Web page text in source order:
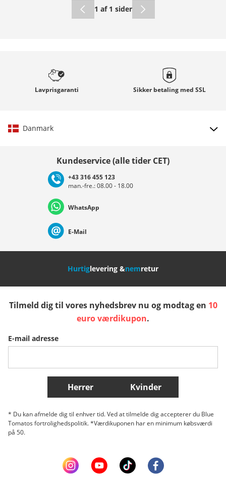
1 af 1 sider
Lavprisgaranti Sikker betaling med SSL
Danmark
Deutschland Österreich
Nederland Italia (Italiano) Italien (Deutsch)
Slovenija
Belgique (Français) Danmark Norge
Flere lande
Kundeservice (alle tider CET)
+43 316 455 123
man.-fre.: 08.00 - 18.00
WhatsApp
E-Mail
Hurtiglevering &nemretur
Tilmeld dig til vores nyhedsbrev nu og modtag en 10
euro værdikupon.
E-mail adresse
Herrer Kvinder
* Du kan afmelde dig til enhver tid. Ved at tilmelde dig accepterer du Blue
Tomatos fortrolighedspolitik. *Værdikuponen har en minimum købsværdi
på 50.